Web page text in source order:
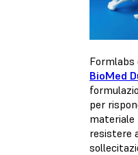
Formlabs
BioMed
per
materiale
resistere